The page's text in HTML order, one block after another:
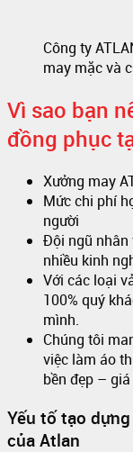
Công ty
may mặc và
Vì sao bạn
đồng phục
Xưởng may
Mức chi phí
người
Đội ngũ nhân
nhiều kinh
Với các loại
100% quý
mình.
Chúng tôi
việc làm áo
bền đẹp –
Yếu tố tạo
của Atlan